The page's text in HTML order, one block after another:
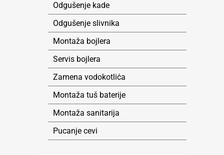
Odgušenje kade
Odgušenje slivnika
Montaža bojlera
Servis bojlera
Zamena vodokotlića
Montaža tuš baterije
Montaža sanitarija
Pucanje cevi